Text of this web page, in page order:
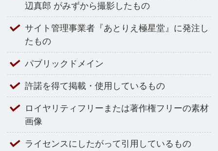
辺真郎 がみずから撮影したもの
サイト管理事業者『あとりえ極星堂』に発注し
たもの
パブリックドメイン
許諾を得て掲載・使用しているもの
ロイヤリティフリーまたは著作権フリーの素材
画像
ライセンスにしたがって引用しているもの